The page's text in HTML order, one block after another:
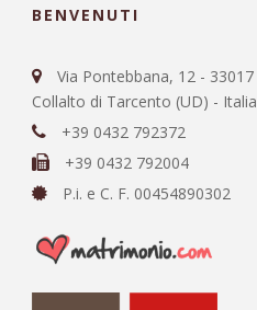
BENVENUTI
Via Pontebbana, 12 - 33017
Collalto di Tarcento (UD) - Italia
+39 0432 792372
+39 0432 792004
P.i. e C. F. 00454890302